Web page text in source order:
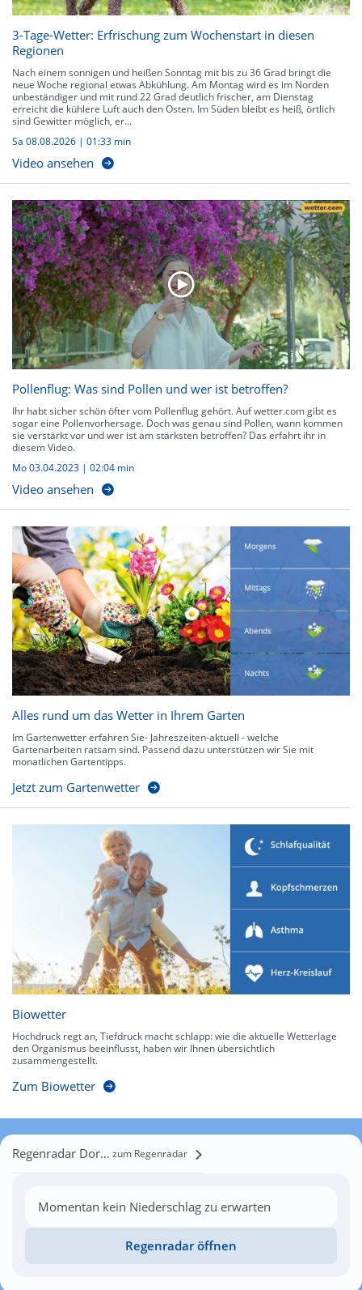
3-Tage-Wetter: Erfrischung zum Wochenstart in diesen
Regionen
Nach einem sonnigen und heißen Sonntag mit bis zu 36 Grad bringt die
neue Woche regional etwas Abkühlung. Am Montag wird es im Norden
unbeständiger und mit rund 22 Grad deutlich frischer, am Dienstag
erreicht die kühlere Luft auch den Osten. Im Süden bleibt es heiß, örtlich
sind Gewitter möglich, er...
Sa 08.08.2026 | 01:33 min
Video ansehen
Pollenflug: Was sind Pollen und wer ist betroffen?
Ihr habt sicher schön öfter vom Pollenflug gehört. Auf wetter.com gibt es
sogar eine Pollenvorhersage. Doch was genau sind Pollen, wann kommen
sie verstärkt vor und wer ist am stärksten betroffen? Das erfahrt ihr in
diesem Video.
Mo 03.04.2023 | 02:04 min
Video ansehen
Alles rund um das Wetter in Ihrem Garten
Im Gartenwetter erfahren Sie- Jahreszeiten-aktuell - welche
Gartenarbeiten ratsam sind. Passend dazu unterstützen wir Sie mit
monatlichen Gartentipps.
Jetzt zum Gartenwetter
Biowetter
Hochdruck regt an, Tiefdruck macht schlapp: wie die aktuelle Wetterlage
den Organismus beeinflusst, haben wir Ihnen übersichtlich
zusammengestellt.
Zum Biowetter
Regenradar Dortmund zum Regenradar
Momentan kein Niederschlag zu erwarten
Regenradar öffnen